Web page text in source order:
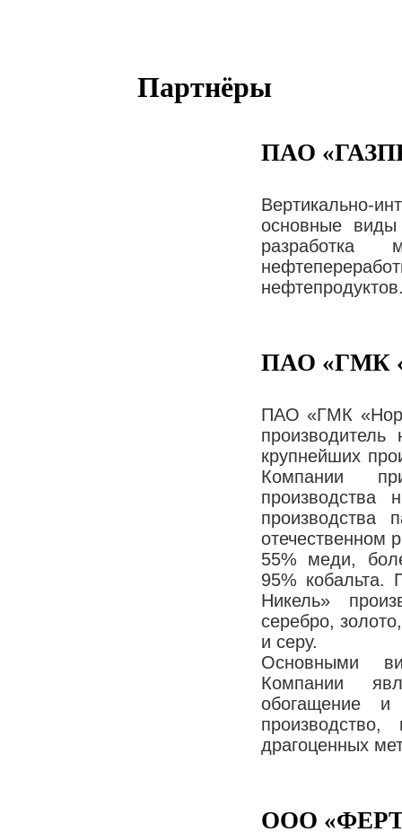
Партнёры
ПАО
Вертикально-
основные
ПАО «ГМК
ПАО «ГМК
крупнейших
Компании
отечественном
55% меди,
95%
Никель»
серебро,
и серу.
Основными
Компании
обогащение и
драгоценных
ООО